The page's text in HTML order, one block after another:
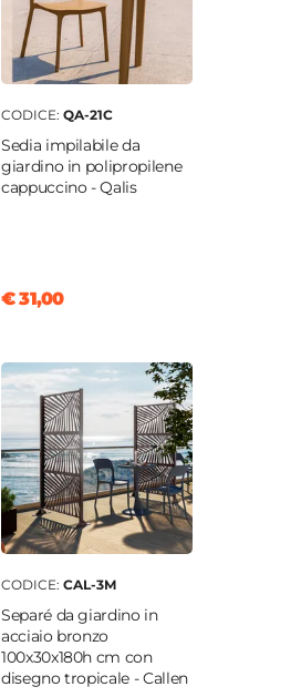
CODICE: QA-21C
Sedia impilabile da
giardino in polipropilene
cappuccino - Qalis
€ 31,00
CODICE: CAL-3M
Separé da giardino in
acciaio bronzo
100x30x180h cm con
disegno tropicale - Callen